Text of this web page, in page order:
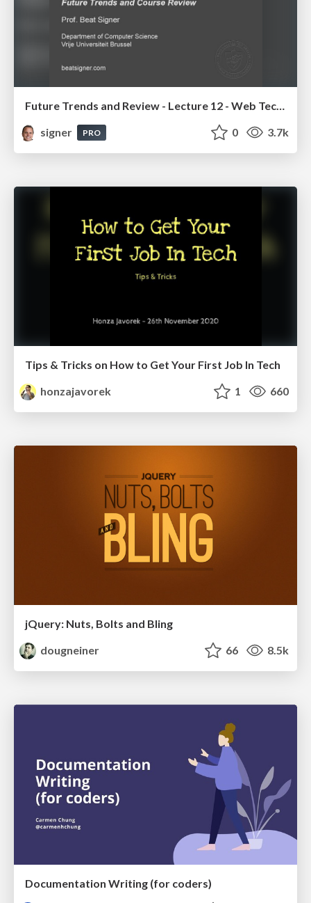
signer
PRO 0 3.7k
Tips & Tricks on How to Get Your First Job In Tech
honzajavorek
1 660
jQuery: Nuts, Bolts and Bling
dougneiner
66 8.5k
Documentation Writing (for coders)